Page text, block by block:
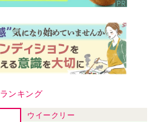
ランキング
ウイークリー